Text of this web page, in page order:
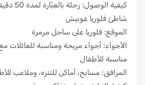
كيفية الوصول: رحلة بالعبّارة لمدة 50 دقيقة من إسطنبول
شاطئ فلوريا غونيش
الموقع: فلوريا على ساحل مرمرة
الأجواء: أجواء مريحة ومناسبة
مناسبة للأطفال
المرافق: مسابح، أماكن للتنزه، وملاعب